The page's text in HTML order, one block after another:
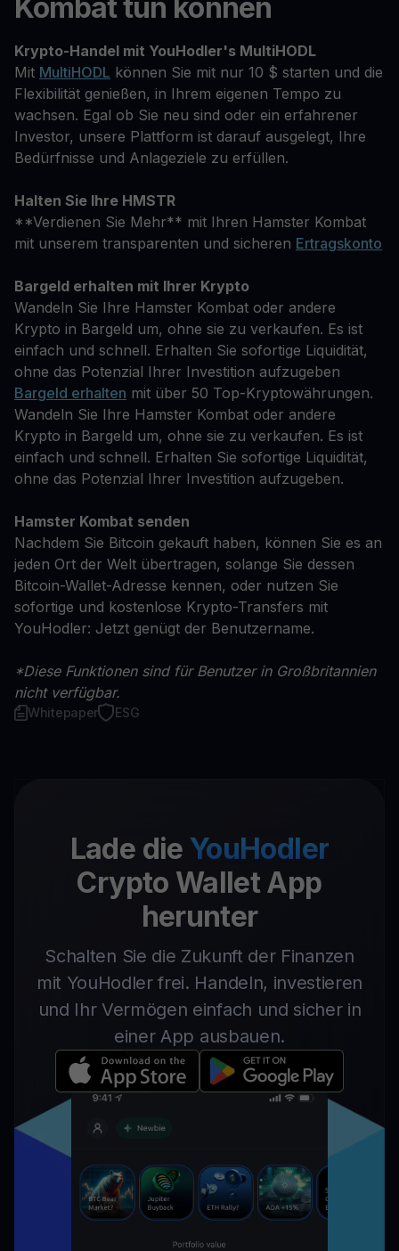
Kombat tun können
Krypto-Handel mit YouHodler's MultiHODL
Mit MultiHODL können Sie mit nur 10 $ starten und die
Flexibilität genießen, in Ihrem eigenen Tempo zu
wachsen. Egal ob Sie neu sind oder ein erfahrener
Investor, unsere Plattform ist darauf ausgelegt, Ihre
Bedürfnisse und Anlageziele zu erfüllen.
Halten Sie Ihre HMSTR
**Verdienen Sie Mehr** mit Ihren Hamster Kombat
mit unserem transparenten und sicheren Ertragskonto
Bargeld erhalten mit Ihrer Krypto
Wandeln Sie Ihre Hamster Kombat oder andere
Krypto in Bargeld um, ohne sie zu verkaufen. Es ist
einfach und schnell. Erhalten Sie sofortige Liquidität,
ohne das Potenzial Ihrer Investition aufzugeben
Bargeld erhalten mit über 50 Top-Kryptowährungen.
Wandeln Sie Ihre Hamster Kombat oder andere
Krypto in Bargeld um, ohne sie zu verkaufen. Es ist
einfach und schnell. Erhalten Sie sofortige Liquidität,
ohne das Potenzial Ihrer Investition aufzugeben.
Hamster Kombat senden
Nachdem Sie Bitcoin gekauft haben, können Sie es an
jeden Ort der Welt übertragen, solange Sie dessen
Bitcoin-Wallet-Adresse kennen, oder nutzen Sie
sofortige und kostenlose Krypto-Transfers mit
YouHodler: Jetzt genügt der Benutzername.
*Diese Funktionen sind für Benutzer in Großbritannien
nicht verfügbar.
Whitepaper ESG
Lade die YouHodler
Crypto Wallet App
herunter
Schalten Sie die Zukunft der Finanzen
mit YouHodler frei. Handeln, investieren
und Ihr Vermögen einfach und sicher in
einer App ausbauen.